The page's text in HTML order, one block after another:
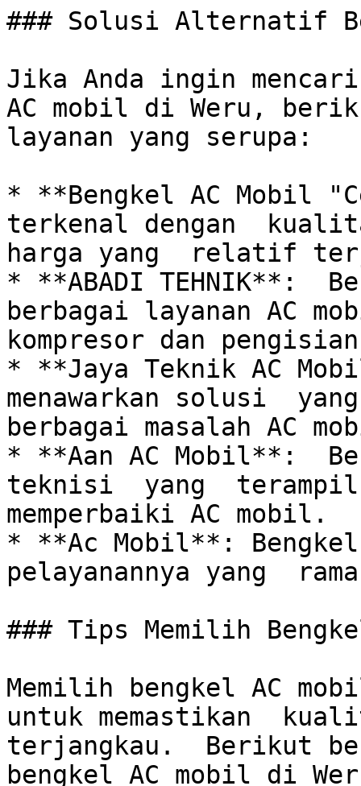
### Solusi Alternatif
Jika Anda ingin
AC mobil di Weru,
layanan yang serupa:
* **Bengkel AC Mobil
terkenal dengan
harga yang  relatif
* **ABADI TEHNIK**:
berbagai layanan AC
kompresor dan
* **Jaya Teknik AC
menawarkan solusi
berbagai masalah AC
* **Aan AC Mobil**:
teknisi  yang  terampil
memperbaiki AC mobil.
* **Ac Mobil**:
pelayanannya yang
### Tips Memilih
Memilih bengkel AC
untuk memastikan
terjangkau.  Berikut
bengkel AC mobil di